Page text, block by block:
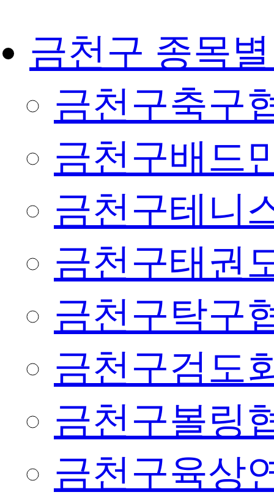
금천구 종목
금천구축구
금천구배드
금천구테니
금천구태권
금천구탁구
금천구검도
금천구볼링
금천구육상